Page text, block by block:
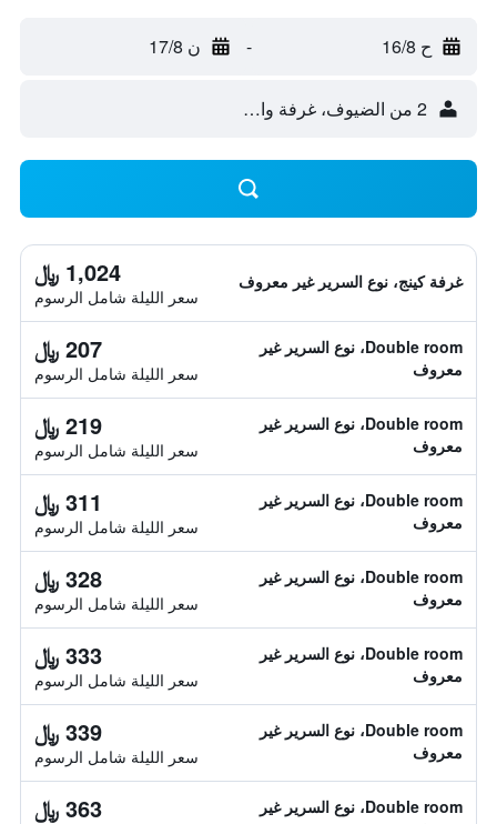
ح 16/8 - ن 17/8
2 من الضيوف، غرفة واحدة
غرفة كينج، نوع السرير غير معروف 1,024 ﷼
سعر الليلة شامل الرسوم
Double room، نوع السرير غير
معروف
207 ﷼
سعر الليلة شامل الرسوم
Double room، نوع السرير غير
معروف
219 ﷼
سعر الليلة شامل الرسوم
Double room، نوع السرير غير
معروف
311 ﷼
سعر الليلة شامل الرسوم
Double room، نوع السرير غير
معروف
328 ﷼
سعر الليلة شامل الرسوم
Double room، نوع السرير غير
معروف
333 ﷼
سعر الليلة شامل الرسوم
Double room، نوع السرير غير
معروف
339 ﷼
سعر الليلة شامل الرسوم
Double room، نوع السرير غير
363 ﷼